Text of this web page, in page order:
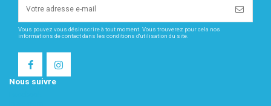
Vous pouvez vous désinscrire à tout moment. Vous trouverez pour cela nos
informations de contact dans les conditions d'utilisation du site.
Nous suivre